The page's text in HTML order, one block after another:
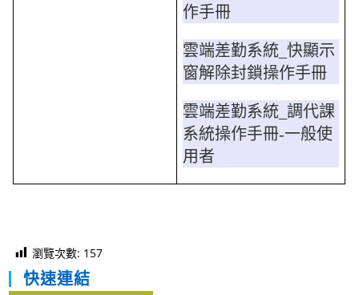
作手冊
雲端差勤系統_快顯示
窗解除封鎖操作手冊
雲端差勤系統_調代課
系統操作手冊-一般使
用者
瀏覽次數: 157
快速連結